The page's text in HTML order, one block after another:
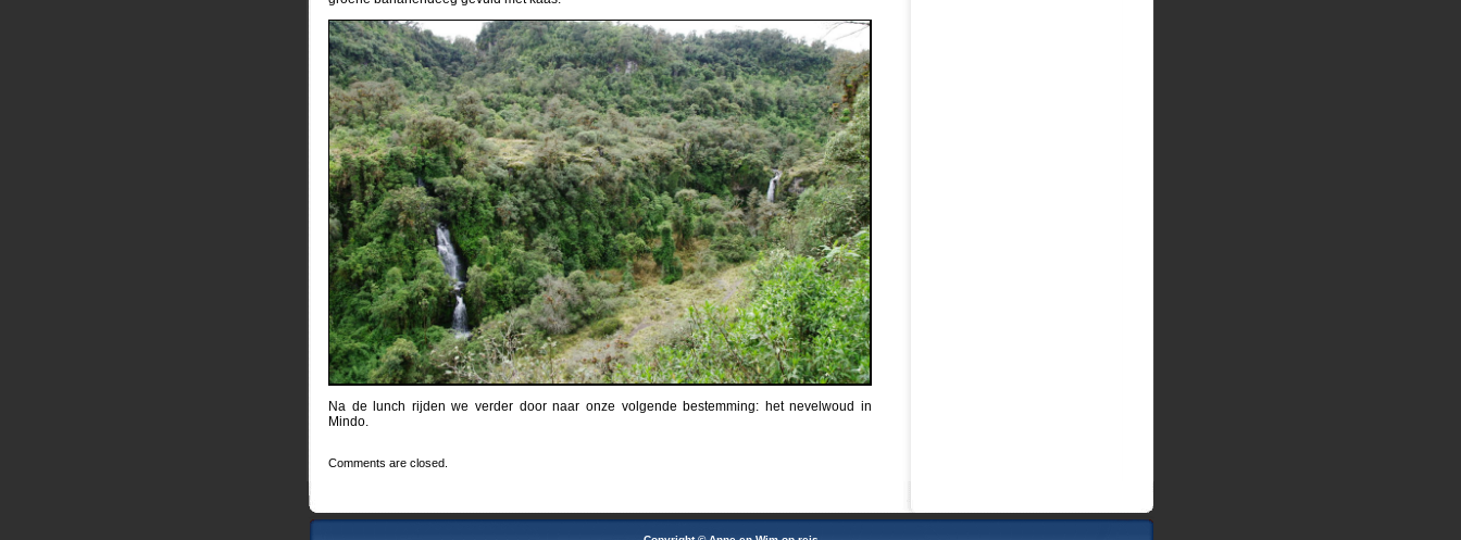
Na de lunch rijden we verder door naar onze volgende bestemming: het nevelwoud in
Mindo.
Comments are closed.